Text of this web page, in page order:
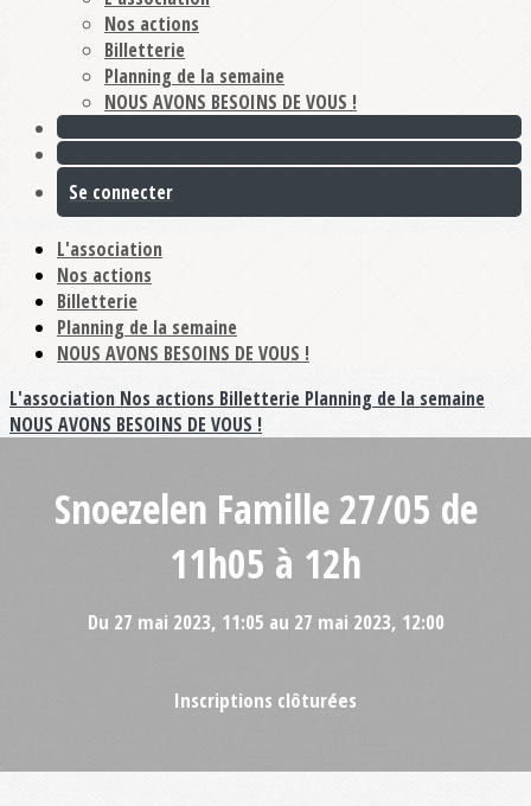
Nos actions
Billetterie
Planning de la semaine
NOUS AVONS BESOINS DE VOUS !
Se connecter
L'association
Nos actions
Billetterie
Planning de la semaine
NOUS AVONS BESOINS DE VOUS !
L'association Nos actions Billetterie Planning de la semaine
NOUS AVONS BESOINS DE VOUS !
Snoezelen Famille 27/05 de
11h05 à 12h
Du 27 mai 2023, 11:05 au 27 mai 2023, 12:00
Inscriptions clôturées